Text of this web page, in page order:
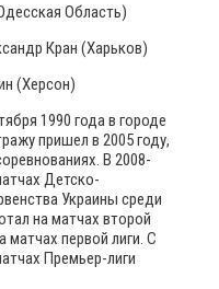
Область)
Кран (Харьков)
(Херсон)
1990 года в городе
пришел в 2005 году,
В 2008-
Детско-
Украины среди
на матчах второй
матчах первой лиги. С
Премьер-лиги